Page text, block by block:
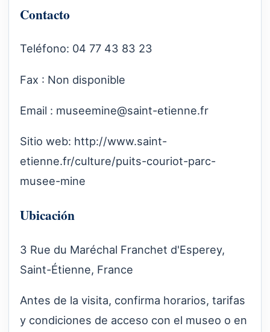
Contacto
Teléfono: 04 77 43 83 23
Fax : Non disponible
Email : museemine@saint-etienne.fr
Sitio web: http://www.saint-
etienne.fr/culture/puits-couriot-parc-
musee-mine
Ubicación
3 Rue du Maréchal Franchet d'Esperey,
Saint-Étienne, France
Antes de la visita, confirma horarios, tarifas
y condiciones de acceso con el museo o en